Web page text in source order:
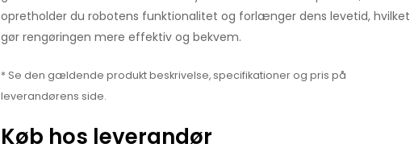
opretholder du robotens funktionalitet og forlænger dens levetid, hvilket
gør rengøringen mere effektiv og bekvem.
* Se den gældende produkt beskrivelse, specifikationer og pris på
leverandørens side.
Køb hos leverandør